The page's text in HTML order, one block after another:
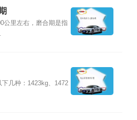
公里左右，磨合期是指
几种：1423kg、1472